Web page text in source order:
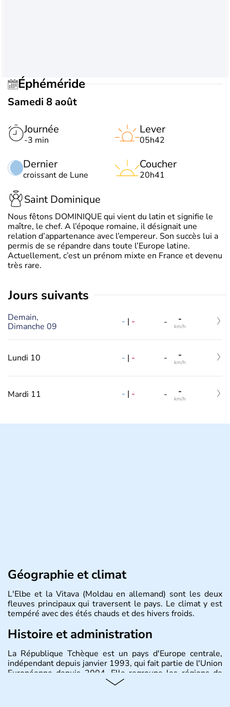
Éphéméride
Samedi 8 août
Journée
-3 min
Dernier
croissant de Lune
Lever
05h42
Coucher
20h41
Saint Dominique
Nous fêtons DOMINIQUE qui vient du latin et signifie le
maître, le chef. A l’époque romaine, il désignait une
relation d’appartenance avec l’empereur. Son succès lui a
permis de se répandre dans toute l’Europe latine.
Actuellement, c’est un prénom mixte en France et devenu
très rare.
jours suivants
Demain,
Dimanche 09
- | - - -
km/h
Lundi 10 - | - - -
km/h
Mardi 11 - | - - -
km/h
Géographie et climat
L'Elbe et la Vitava (Moldau en allemand) sont les deux
fleuves principaux qui traversent le pays. Le climat y est
tempéré avec des étés chauds et des hivers froids.
Histoire et administration
La République Tchèque est un pays d'Europe centrale,
indépendant depuis janvier 1993, qui fait partie de l'Union
Européenne depuis 2004. Elle regroupe les régions de
Bohème, Moravie et Silésie. Sa capitale est Prague.